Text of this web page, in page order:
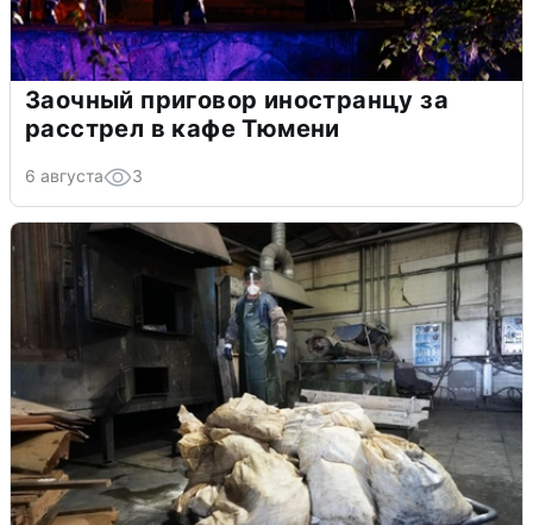
Заочный приговор иностранцу за
расстрел в кафе Тюмени
6 августа 3